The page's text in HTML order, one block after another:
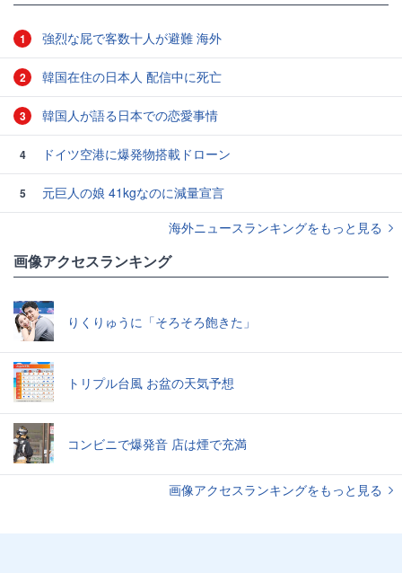
1 強烈な屁で客数十人が避難 海外
2 韓国在住の日本人 配信中に死亡
3 韓国人が語る日本での恋愛事情
4 ドイツ空港に爆発物搭載ドローン
5
元巨人の娘 41kgなのに減量宣言
海外ニュースランキングをもっと見る
画像アクセスランキング
りくりゅうに「そろそろ飽きた」
トリプル台風 お盆の天気予想
コンビニで爆発音 店は煙で充満
画像アクセスランキングをもっと見る